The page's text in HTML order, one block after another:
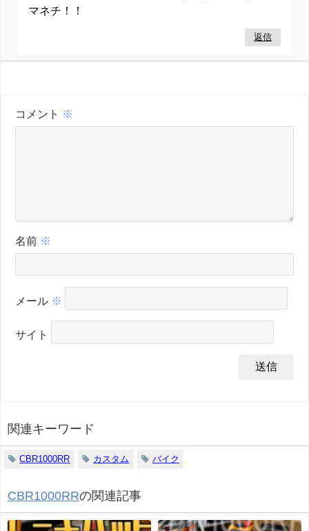
マネチ！！
返信
コメント ※
名前 ※
メール ※
サイト
関連キーワード
CBR1000RR カスタム バイク
CBR1000RRの関連記事